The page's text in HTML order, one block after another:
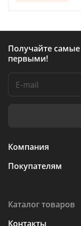
Получайте
первыми!
Компания
Покупателям
Каталог товаров
Контакты